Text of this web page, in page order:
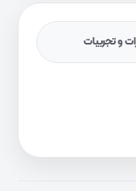
و تجربیات